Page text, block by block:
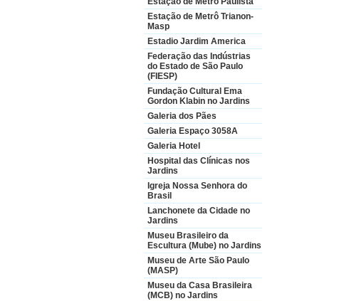
Estação de Metrô Trianon-
Masp
Estadio Jardim America
Federação das Indústrias
do Estado de São Paulo
(FIESP)
Fundação Cultural Ema
Gordon Klabin no Jardins
Galeria dos Pães
Galeria Espaço 3058A
Galeria Hotel
Hospital das Clínicas nos
Jardins
Igreja Nossa Senhora do
Brasil
Lanchonete da Cidade no
Jardins
Museu Brasileiro da
Escultura (Mube) no Jardins
Museu de Arte São Paulo
(MASP)
Museu da Casa Brasileira
(MCB) no Jardins